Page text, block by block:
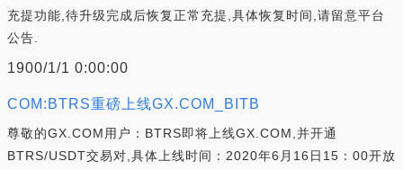
充提功能,待升级完成后恢复正常充提,具体恢复时间,请留意平台
公告.
1900/1/1 0:00:00
COM:BTRS重磅上线GX.COM_BITB
尊敬的GX.COM用户：BTRS即将上线GX.COM,并开通
BTRS/USDT交易对,具体上线时间：2020年6月16日15：00开放